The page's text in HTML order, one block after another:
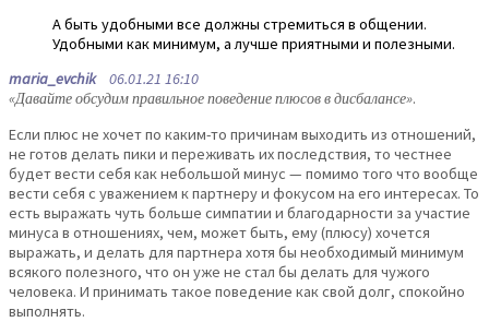
А быть удобными все должны стремиться в общении.
Удобными как минимум, а лучше приятными и полезными.
maria_evchik06.01.21 16:10
«Давайте обсудим правильное поведение плюсов в дисбалансе».
Если плюс не хочет по каким-то причинам выходить из отношений,
не готов делать пики и переживать их последствия, то честнее
будет вести себя как небольшой минус — помимо того что вообще
вести себя с уважением к партнеру и фокусом на его интересах. То
есть выражать чуть больше симпатии и благодарности за участие
минуса в отношениях, чем, может быть, ему (плюсу) хочется
выражать, и делать для партнера хотя бы необходимый минимум
всякого полезного, что он уже не стал бы делать для чужого
человека. И принимать такое поведение как свой долг, спокойно
выполнять.